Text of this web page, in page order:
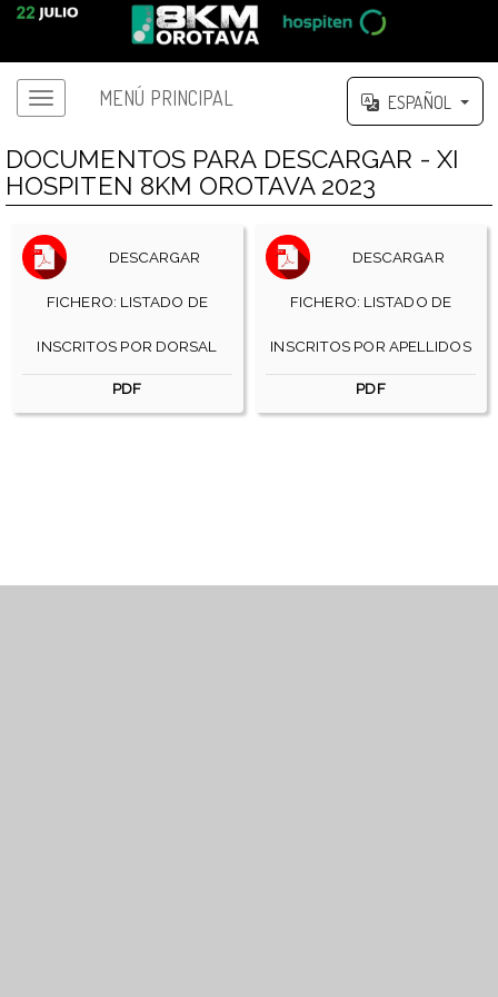
MENÚ PRINCIPAL ESPAÑOL
DOCUMENTOS PARA DESCARGAR - XI
HOSPITEN 8KM OROTAVA 2023
DESCARGAR
FICHERO: LISTADO DE
INSCRITOS POR DORSAL
PDF
DESCARGAR
FICHERO: LISTADO DE
INSCRITOS POR APELLIDOS
PDF